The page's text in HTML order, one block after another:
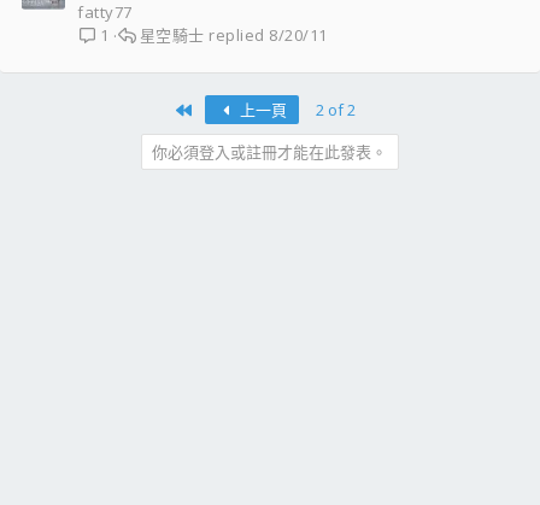
fatty77
1
8/20/11
星空騎士
上一頁
2 of 2
你必須登入或註冊才能在此發表。